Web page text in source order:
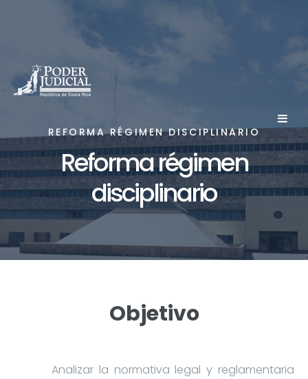
incluye
accesibilidad.
REFORMA RÉGIMEN DISCIPLINARIO
Reforma régimen
disciplinario
Objetivo
Analizar la normativa legal y reglamentaria